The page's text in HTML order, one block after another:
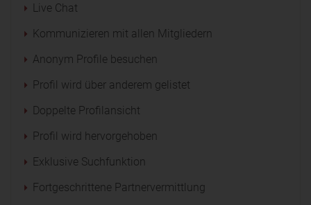
Live Chat
Kommunizieren mit allen Mitgliedern
Anonym Profile besuchen
Profil wird über anderem gelistet
Doppelte Profilansicht
Profil wird hervorgehoben
Exklusive Suchfunktion
Fortgeschrittene Partnervermittlung